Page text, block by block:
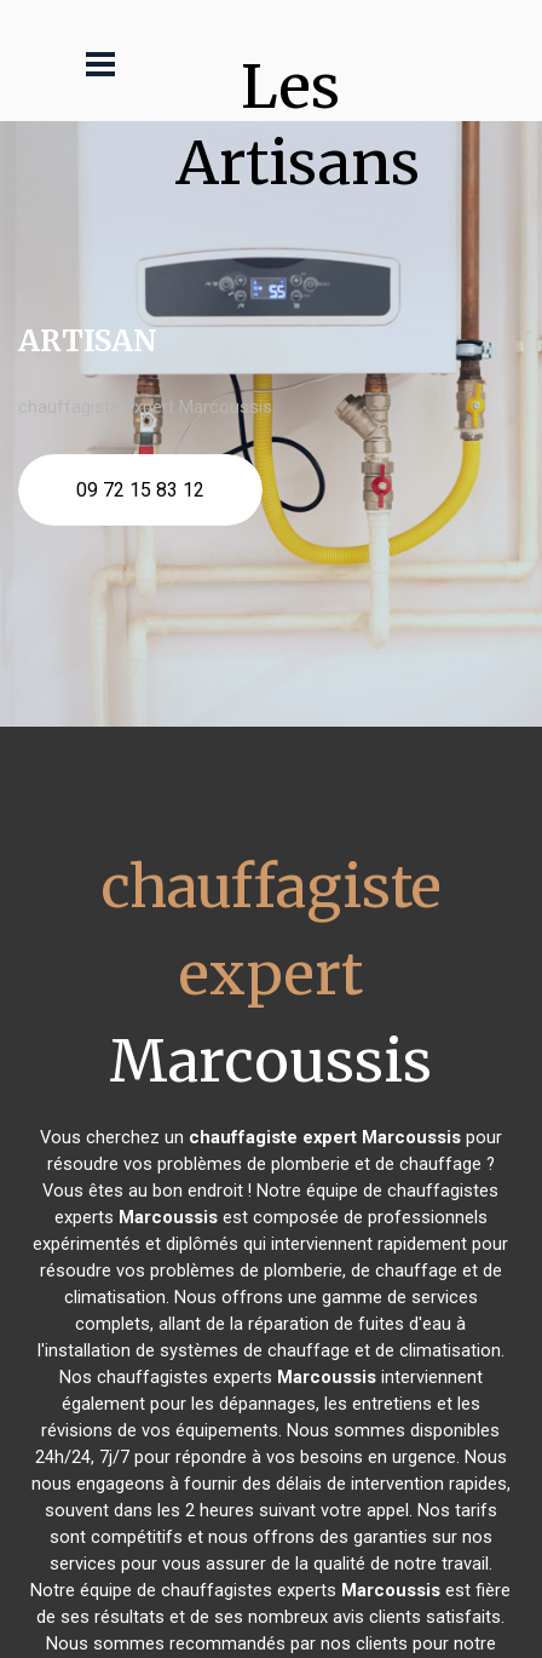
Les
Artisans
ARTISAN
chauffagiste expert Marcoussis
09 72 15 83 12
chauffagiste
expert
Marcoussis
Vous cherchez un chauffagiste expert Marcoussispour
résoudre vos problèmes de plomberie et de chauffage ?
Vous êtes au bon endroit ! Notre équipe de chauffagistes
experts Marcoussisest composée de professionnels
expérimentés et diplômés qui interviennent rapidement pour
résoudre vos problèmes de plomberie, de chauffage et de
climatisation. Nous offrons une gamme de services
complets, allant de la réparation de fuites d'eau à
l'installation de systèmes de chauffage et de climatisation.
Nos chauffagistes experts Marcoussisinterviennent
également pour les dépannages, les entretiens et les
révisions de vos équipements. Nous sommes disponibles
24h/24, 7j/7 pour répondre à vos besoins en urgence. Nous
nous engageons à fournir des délais de intervention rapides,
souvent dans les 2 heures suivant votre appel. Nos tarifs
sont compétitifs et nous offrons des garanties sur nos
services pour vous assurer de la qualité de notre travail.
Notre équipe de chauffagistes experts Marcoussis est fière
de ses résultats et de ses nombreux avis clients satisfaits.
Nous sommes recommandés par nos clients pour notre